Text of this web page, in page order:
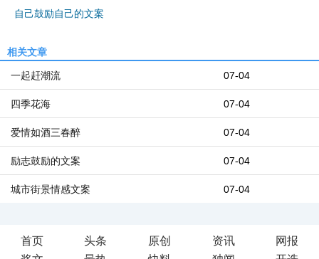
自己鼓励自己的文案
相关文章
07-04
一起赶潮流
07-04
四季花海
07-04
爱情如酒三春醉
07-04
励志鼓励的文案
07-04
城市街景情感文案
首页 头条 原创 资讯
网报